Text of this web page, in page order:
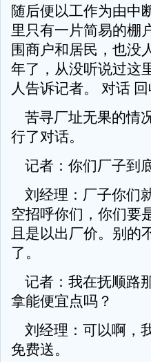
随后便以工作为由中
里只有一片简易的棚
围商户和居民，也没
年了，从没听说过这
人告诉记者。 对话
苦寻厂址无果的情
行了对话。
记者：你们厂子到
刘经理：厂子你们
空招呼你们，你们要
且是以出厂价。别的
了。
记者：我在抚顺路
拿能便宜点吗？
刘经理：可以啊，
免费送。